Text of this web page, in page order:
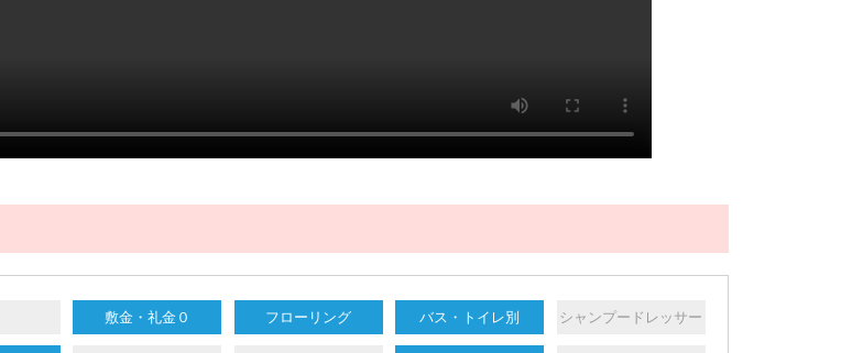
敷金・礼金０ フローリング バス・トイレ別 シャンプードレッサー